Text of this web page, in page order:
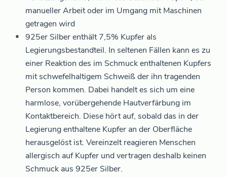
manueller Arbeit oder im Umgang mit Maschinen
getragen wird
925er Silber enthält 7,5% Kupfer als
Legierungsbestandteil. In seltenen Fällen kann es zu
einer Reaktion des im Schmuck enthaltenen Kupfers
mit schwefelhaltigem Schweiß der ihn tragenden
Person kommen. Dabei handelt es sich um eine
harmlose, vorübergehende Hautverfärbung im
Kontaktbereich. Diese hört auf, sobald das in der
Legierung enthaltene Kupfer an der Oberfläche
herausgelöst ist. Vereinzelt reagieren Menschen
allergisch auf Kupfer und vertragen deshalb keinen
Schmuck aus 925er Silber.